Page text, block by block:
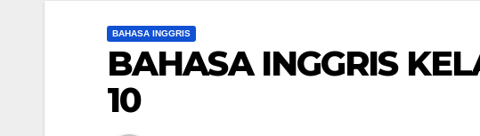
BAHASA INGGRIS
BAHASA INGGRIS
10